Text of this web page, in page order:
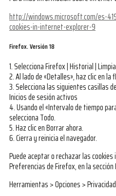
http://windows.microsoft.com/es-
cookies-in-internet-explorer-9
Firefox. Versión 18
1. Selecciona Firefox | Historial |
2. Al lado de «Detalles», haz clic en la
3. Selecciona las siguientes casillas
Inicios de sesión activos
4. Usando el «Intervalo de tiempo
selecciona Todo.
5. Haz clic en Borrar ahora.
6. Cierra y reinicia el navegador.
Puede aceptar o rechazar las
Preferencias de Firefox, en la
Herramientas > Opciones >